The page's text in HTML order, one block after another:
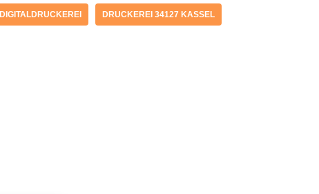
DIGITALDRUCKEREI DRUCKEREI 34127 KASSEL